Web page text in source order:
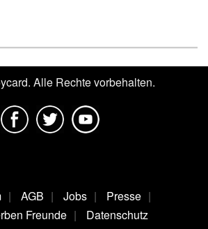
Alle Rechte vorbehalten.
AGB Jobs
Presse
Freunde
Datenschutz